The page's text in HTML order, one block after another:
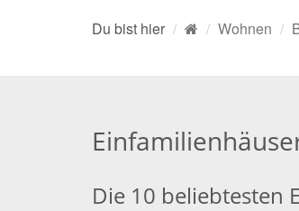
Du bist hier Wohnen
Die 10 beliebtesten